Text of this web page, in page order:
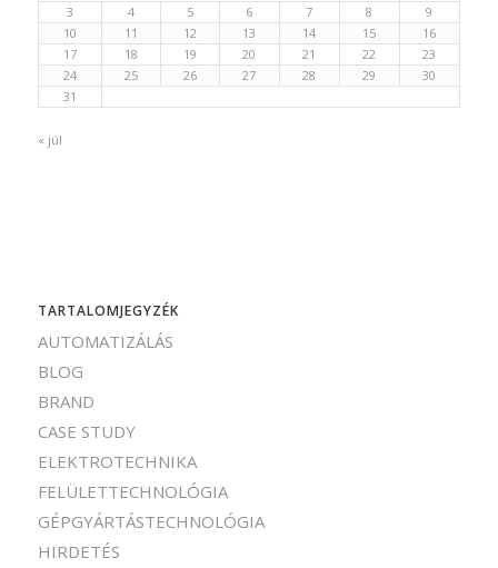
3
4 5 6 7 8
9
10
11 12 13 14 15
16
17
18 19 20 21 22
23
24
25 26 27 28 29
30
31
« júl
TARTALOMJEGYZÉK
AUTOMATIZÁLÁS
BLOG
BRAND
CASE STUDY
ELEKTROTECHNIKA
FELÜLETTECHNOLÓGIA
GÉPGYÁRTÁSTECHNOLÓGIA
HIRDETÉS